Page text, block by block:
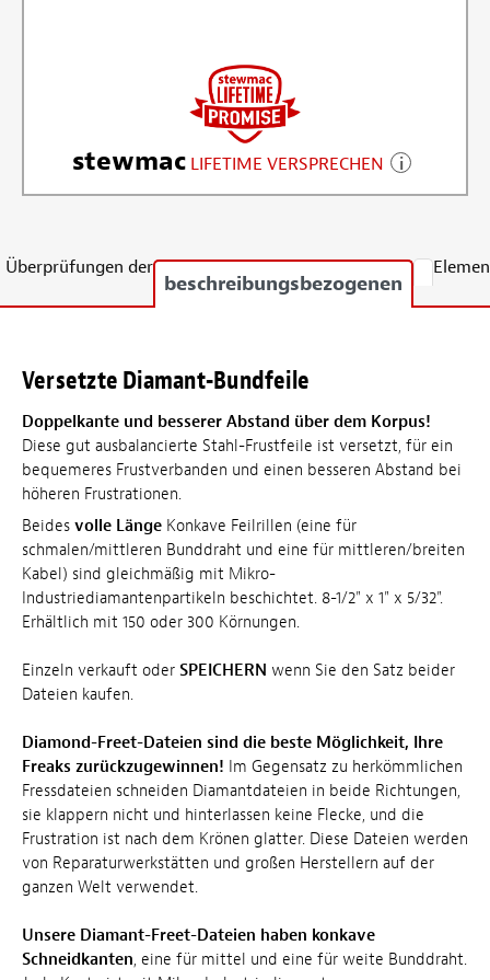
stewmac LIFETIME VERSPRECHEN
Überprüfungen der
beschreibungsbezogenen
Versetzte Diamant-Bundfeile
Doppelkante und besserer Abstand über dem Korpus!
Diese gut ausbalancierte Stahl-Frustfeile ist versetzt, für ein
bequemeres Frustverbanden und einen besseren Abstand bei
höheren Frustrationen.
Beides volle Länge Konkave Feilrillen (eine für
schmalen/mittleren Bunddraht und eine für mittleren/breiten
Kabel) sind gleichmäßig mit Mikro-
Industriediamantenpartikeln beschichtet. 8-1/2" x 1" x 5/32".
Erhältlich mit 150 oder 300 Körnungen.
Einzeln verkauft oder SPEICHERN wenn Sie den Satz beider
Dateien kaufen.
Diamond-Freet-Dateien sind die beste Möglichkeit, Ihre
Freaks zurückzugewinnen! Im Gegensatz zu herkömmlichen
Fressdateien schneiden Diamantdateien in beide Richtungen,
sie klappern nicht und hinterlassen keine Flecke, und die
Frustration ist nach dem Krönen glatter. Diese Dateien werden
von Reparaturwerkstätten und großen Herstellern auf der
ganzen Welt verwendet.
Unsere Diamant-Freet-Dateien haben konkave
Schneidkanten, eine für mittel und eine für weite Bunddraht.